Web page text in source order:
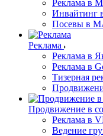
Реклама в
Инвайтинг
Посевы в
Реклама
Реклама в
Реклама в
Тизерная
Продвижение в
Реклама в
Ведение